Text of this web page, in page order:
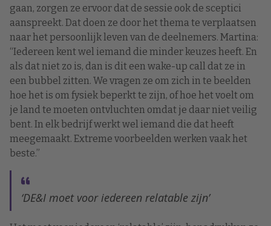
gaan, zorgen ze ervoor dat de sessie ook de sceptici
aanspreekt. Dat doen ze door het thema te verplaatsen
naar het persoonlijk leven van de deelnemers. Martina:
“Iedereen kent wel iemand die minder keuzes heeft. En
als dat niet zo is, dan is dit een wake-up call dat ze in
een bubbel zitten. We vragen ze om zich in te beelden
hoe het is om fysiek beperkt te zijn, of hoe het voelt om
je land te moeten ontvluchten omdat je daar niet veilig
bent. In elk bedrijf werkt wel iemand die dat heeft
meegemaakt. Extreme voorbeelden werken vaak het
beste.”
‘DE&I moet voor iedereen relatable zijn’